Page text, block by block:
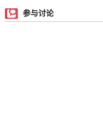
参与讨论